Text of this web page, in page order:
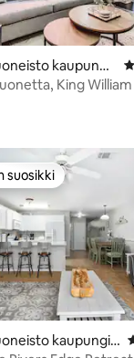
5, 143 arvostelua
kaupungis
King
suosikki
suosikki
kaupungis